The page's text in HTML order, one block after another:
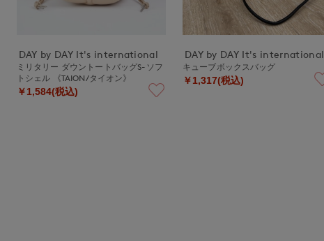
DAY by DAY It's international
ミリタリー ダウントートバッグS-ソフ
トシェル 《TAION/タイオン》
￥1,584(税込)
DAY by DAY It's international
キューブボックスバッグ
￥1,317(税込)